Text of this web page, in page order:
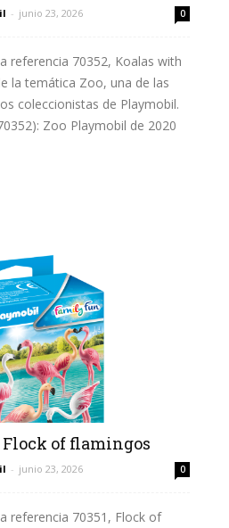
- junio 23, 2026 0
referencia 70352, Koalas with
la temática Zoo, una de las
coleccionistas de Playmobil.
Zoo Playmobil de 2020
of flamingos
- junio 23, 2026 0
referencia 70351, Flock of